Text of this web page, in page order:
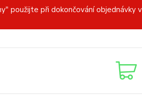
použijte při dokončování objednávky